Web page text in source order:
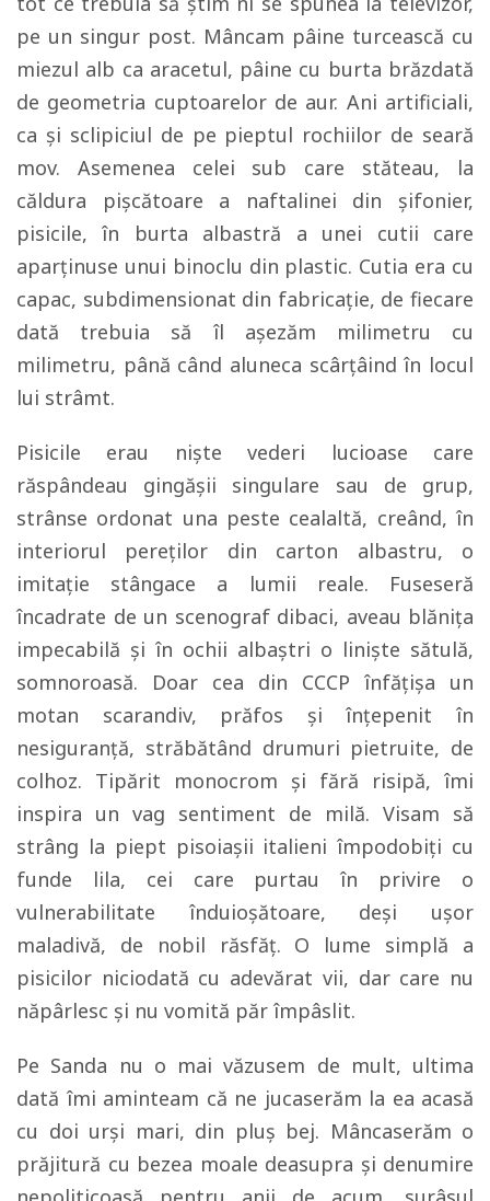
pe un singur post. Mâncam pâine turcească cu
miezul alb ca aracetul, pâine cu burta brăzdată
de geometria cuptoarelor de aur. Ani artificiali,
ca și sclipiciul de pe pieptul rochiilor de seară
mov. Asemenea celei sub care stăteau, la
căldura pișcătoare a naftalinei din șifonier,
pisicile, în burta albastră a unei cutii care
aparținuse unui binoclu din plastic. Cutia era cu
capac, subdimensionat din fabricație, de fiecare
dată trebuia să îl așezăm milimetru cu
milimetru, până când aluneca scârțâind în locul
lui strâmt.
Pisicile erau niște vederi lucioase care
răspândeau gingășii singulare sau de grup,
strânse ordonat una peste cealaltă, creând, în
interiorul pereților din carton albastru, o
imitație stângace a lumii reale. Fuseseră
încadrate de un scenograf dibaci, aveau blănița
impecabilă și în ochii albaștri o liniște sătulă,
somnoroasă. Doar cea din CCCP înfățișa un
motan scarandiv, prăfos și înțepenit în
nesiguranță, străbătând drumuri pietruite, de
colhoz. Tipărit monocrom și fără risipă, îmi
inspira un vag sentiment de milă. Visam să
strâng la piept pisoiașii italieni împodobiți cu
funde lila, cei care purtau în privire o
vulnerabilitate înduioșătoare, deși ușor
maladivă, de nobil răsfăț. O lume simplă a
pisicilor niciodată cu adevărat vii, dar care nu
năpârlesc și nu vomită păr împâslit.
Pe Sanda nu o mai văzusem de mult, ultima
dată îmi aminteam că ne jucaserăm la ea acasă
cu doi urși mari, din pluș bej. Mâncaserăm o
prăjitură cu bezea moale deasupra și denumire